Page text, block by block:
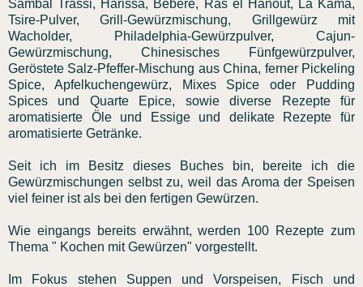
Sambal Trassi, Harissa, Bebere, Ras el Hanout, La Kama,
Tsire-Pulver, Grill-Gewürzmischung, Grillgewürz mit
Wacholder, Philadelphia-Gewürzpulver, Cajun-
Gewürzmischung, Chinesisches Fünfgewürzpulver,
Geröstete Salz-Pfeffer-Mischung aus China, ferner Pickeling
Spice, Apfelkuchengewürz, Mixes Spice oder Pudding
Spices und Quarte Epice, sowie diverse Rezepte für
aromatisierte Öle und Essige und delikate Rezepte für
aromatisierte Getränke.
Seit ich im Besitz dieses Buches bin, bereite ich die
Gewürzmischungen selbst zu, weil das Aroma der Speisen
viel feiner ist als bei den fertigen Gewürzen.
Wie eingangs bereits erwähnt, werden 100 Rezepte zum
Thema " Kochen mit Gewürzen" vorgestellt.
Im Fokus stehen Suppen und Vorspeisen, Fisch und